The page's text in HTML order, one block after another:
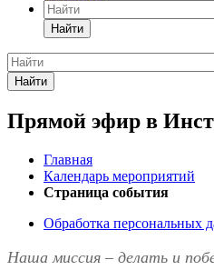
Найти
Найти
Прямой эфир в
Главная
Календарь мероприятий
Страница события
Обработка персональных
Наша миссия – делать и